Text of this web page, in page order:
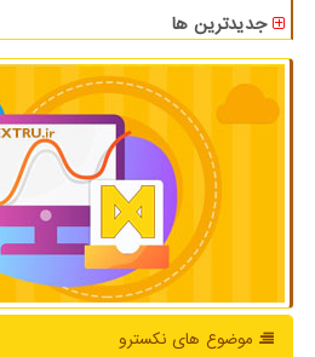
جدیدترین ها
موضوع های نكسترو